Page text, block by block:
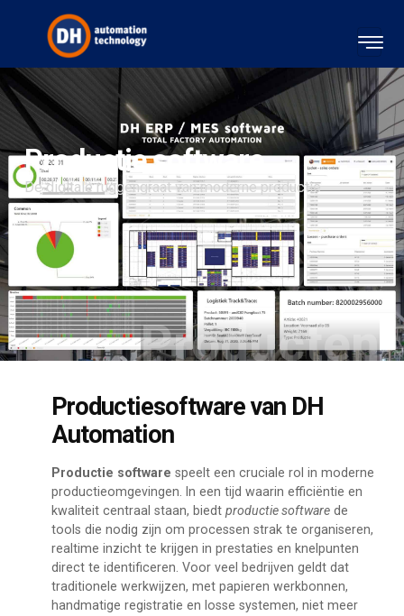
Producten
Productie software
De digitale ruggengraat van moderne productie
Productiesoftware van DH
Automation
Productie software speelt een cruciale rol in moderne
productieomgevingen. In een tijd waarin efficiëntie en
kwaliteit centraal staan, biedt productie softwarede
tools die nodig zijn om processen strak te organiseren,
realtime inzicht te krijgen in prestaties en knelpunten
direct te identificeren. Voor veel bedrijven geldt dat
traditionele werkwijzen, met papieren werkbonnen,
handmatige registratie en losse systemen, niet meer